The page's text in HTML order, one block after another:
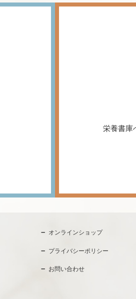
栄養書庫
オンラインショップ
プライバシーポリシー
お問い合わせ